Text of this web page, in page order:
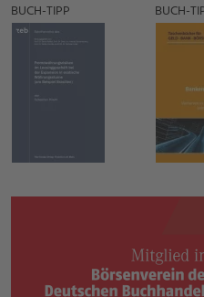
BUCH-TIPP BUCH-